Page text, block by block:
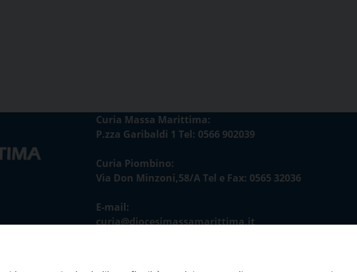
Curia Massa Marittima:
P.zza Garibaldi 1 Tel: 0566 902039
Curia Piombino:
Via Don Minzoni,58/A Tel e Fax: 0565 32036
E-mail:
curia@diocesimassamarittima.it